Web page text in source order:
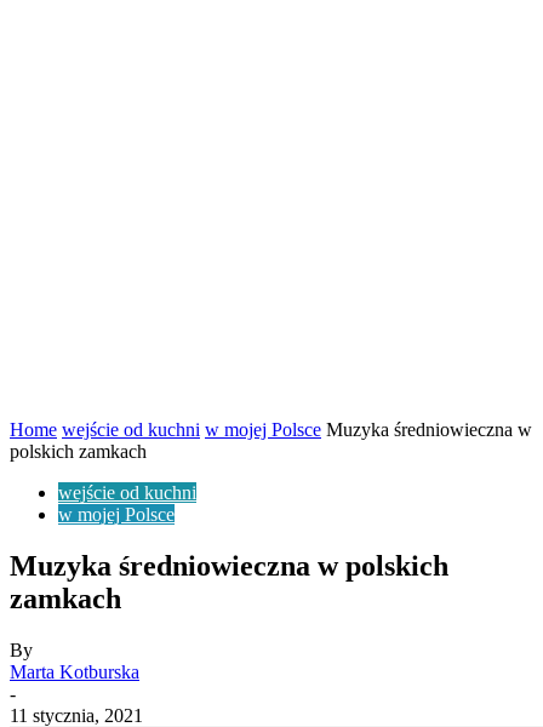
Home wejście od kuchni w mojej Polsce Muzyka średniowieczna w
polskich zamkach
wejście od kuchni
w mojej Polsce
Muzyka średniowieczna w polskich
zamkach
By
Marta Kotburska
-
11 stycznia, 2021